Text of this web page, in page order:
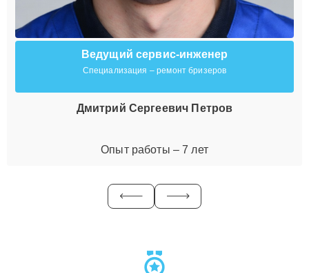
Ведущий сервис-инженер
Специализация – ремонт бризеров
Дмитрий Сергеевич Петров
Опыт работы – 7 лет